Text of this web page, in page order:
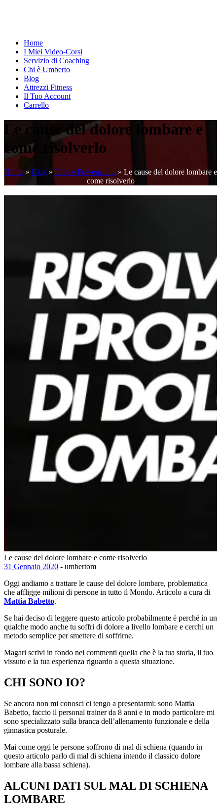
Home
I Miei Video-Corsi
Servizio di Coaching
Chi è Umberto
Blog
Attrezzi Fitness
Il Tuo Account
Carrello
Le cause del dolore lombare e
come risolverlo
Home» Blog» Cura e Prevenzione» Le cause del dolore lombare e
come risolverlo
Le cause del dolore lombare e come risolverlo
31 Gennaio 2020 - umbertom
Oggi andiamo a trattare le cause del dolore lombare, problematica
che affligge milioni di persone in tutto il Mondo. Articolo a cura di
Mattia Babetto.
Se hai deciso di leggere questo articolo probabilmente è perché in un
qualche modo anche tu soffri di dolore a livello lombare e cerchi un
metodo semplice per smettere di soffrirne.
Magari scrivi in fondo nei commenti quella che è la tua storia, il tuo
vissuto e la tua esperienza riguardo a questa situazione.
CHI SONO IO?
Se ancora non mi conosci ci tengo a presentarmi: sono Mattia
Babetto, faccio il personal trainer da 8 anni e in modo particolare mi
sono specializzato sulla branca dell’allenamento funzionale e della
ginnastica posturale.
Mai come oggi le persone soffrono di mal di schiena (quando in
questo articolo parlo di mal di schiena intendo il classico dolore
lombare alla bassa schiena).
ALCUNI DATI SUL MAL DI SCHIENA
LOMBARE